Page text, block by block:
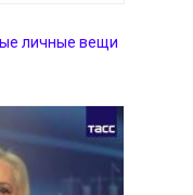
личные вещи